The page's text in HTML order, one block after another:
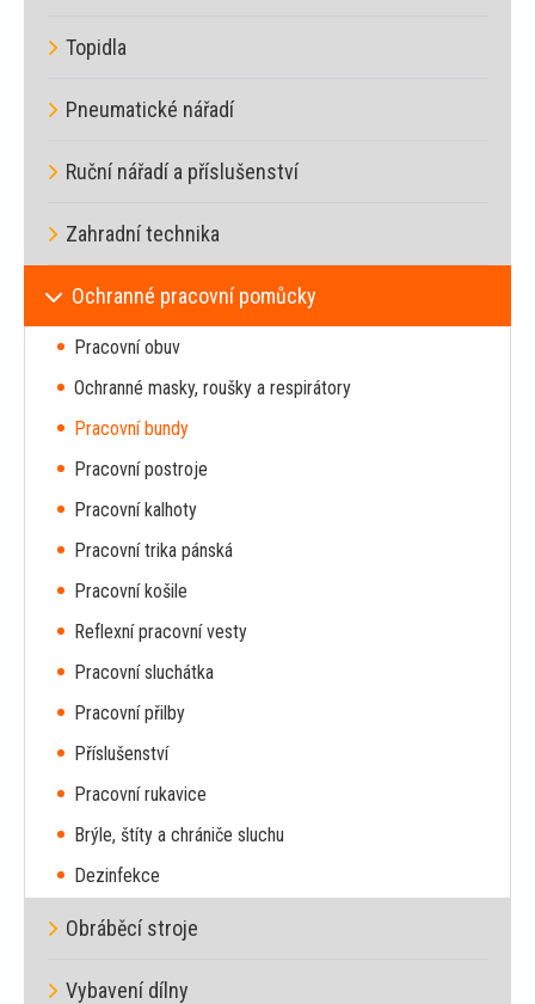
Topidla
Pneumatické nářadí
Ruční nářadí a příslušenství
Zahradní technika
Ochranné pracovní pomůcky
Pracovní obuv
Ochranné masky, roušky a respirátory
Pracovní bundy
Pracovní postroje
Pracovní kalhoty
Pracovní trika pánská
Pracovní košile
Reflexní pracovní vesty
Pracovní sluchátka
Pracovní přilby
Příslušenství
Pracovní rukavice
Brýle, štíty a chrániče sluchu
Dezinfekce
Obráběcí stroje
Vybavení dílny